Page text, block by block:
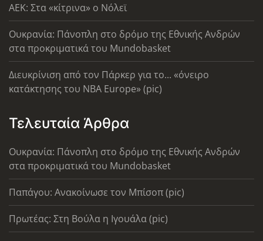
AEK: Στα «κίτρινα» ο Νόλεϊ
Ουκρανία: Πάνοπλη στο δρόμο της Εθνικής Ανδρών
στα προκριματικά του Mundobasket
Διευκρίνιση από τον Πάρκερ για το... «όνειρο
κατάκτησης του ΝΒΑ Europe» (pic)
Τελευταία Άρθρα
Ουκρανία: Πάνοπλη στο δρόμο της Εθνικής Ανδρών
στα προκριματικά του Mundobasket
Παπάγου: Ανακοίνωσε τον Μπίσοπ (pic)
Πρωτέας: Στη Βούλα η Ιγουάλα (pic)